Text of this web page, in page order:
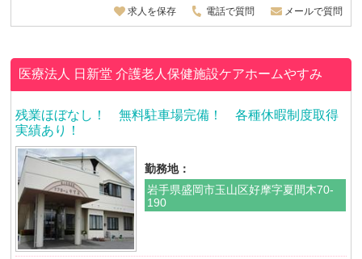
求人を保存 電話で質問 メールで質問
医療法人 日新堂介護老人保健施設ケアホームやすみ
残業ほぼなし！ 無料駐車場完備！ 各種休暇制度取得
実績あり！
勤務地：
岩手県盛岡市玉山区好摩字夏間木70-
190